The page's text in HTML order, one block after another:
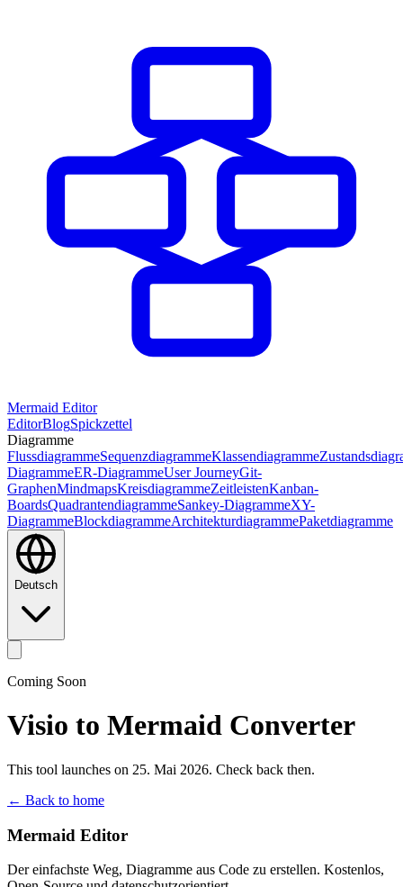
Mermaid Editor
EditorBlogSpickzettel
Diagramme
FlussdiagrammeSequenzdiagrammeKlassendiagramme
DiagrammeER-DiagrammeUser JourneyGit-
GraphenMindmapsKreisdiagrammeZeitleistenKanban-
BoardsQuadrantendiagrammeSankey-DiagrammeXY-
DiagrammeBlockdiagrammeArchitekturdiagrammePaketdiagramme
Deutsch
Coming Soon
Visio to Mermaid Converter
This tool launches on 25. Mai 2026. Check back then.
← Back to home
Mermaid Editor
Der einfachste Weg, Diagramme aus Code zu erstellen. Kostenlos,